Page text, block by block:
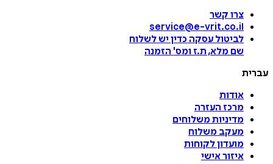
צרו קשר
service@e-vrit.co.il
לביטול עסקה כדין יש לשלוח
שם מלא, ת.ז ומס' הזמנה
עברית
אודות
מרכז העזרה
מדיניות משלוחים
מעקב משלוח
מועדון לקוחות
איזור אישי